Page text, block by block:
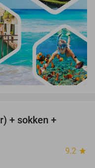
+ sokken +
9.2 star